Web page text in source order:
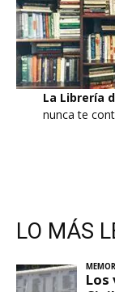
La Librería
nunca te
LO MÁS